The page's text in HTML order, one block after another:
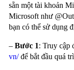
sẵn một tài khoản
Microsoft như
bạn có thể sử dụng
– Bước 1: Truy cập
vn/để bắt đầu quá